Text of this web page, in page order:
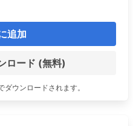
追加
ロード (無料)
ウンロードされます。